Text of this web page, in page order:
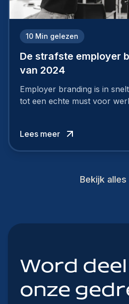
10 Min gelezen
De strafste employer
van 2024
Employer branding is in
tot een echte must voor
Lees meer
Bekijk alles
Word
onze